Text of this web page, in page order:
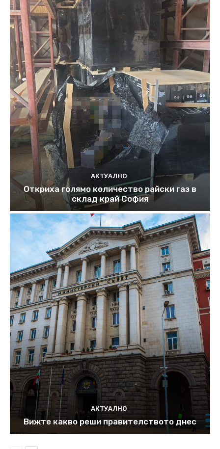
АКТУАЛНО
Откриха голямо количество райски газ в
склад край София
АКТУАЛНО
Вижте какво реши правителството днес